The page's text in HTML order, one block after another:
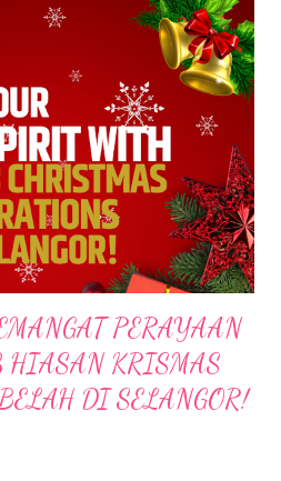
PERAYAAN
HIASAN KRISMAS
DI SELANGOR!